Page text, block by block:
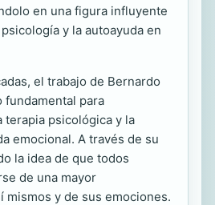
en una figura influyente
y la autoayuda en
el trabajo de Bernardo
fundamental para
terapia psicológica y la
emocional. A través de su
la idea de que todos
de una mayor
mismos y de sus emociones.